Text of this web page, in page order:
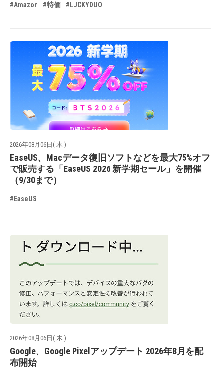
#Amazon #特価 #LUCKYDUO
2026年08月06日( 木 )
EaseUS、Macデータ復旧ソフトなどを最大75%オフ
で販売する「EaseUS 2026 新学期セール」を開催
（9/30まで）
#EaseUS
2026年08月06日( 木 )
Google、Google Pixelアップデート 2026年8月を配
布開始